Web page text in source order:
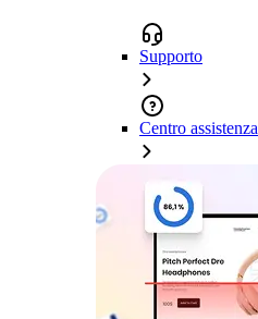
Supporto
Centro assistenza